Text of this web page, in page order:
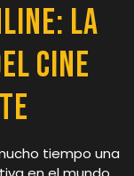
La
Cine
tiempo una